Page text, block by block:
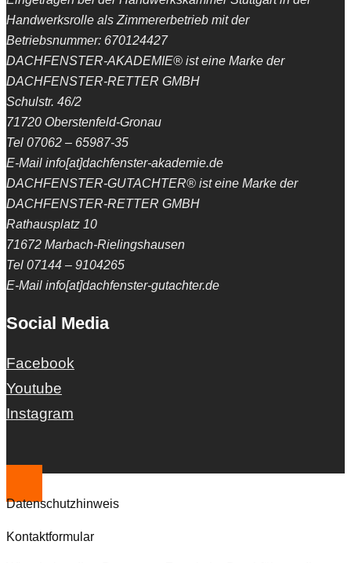
Handwerksrolle als Zimmererbetrieb mit der
Betriebsnummer: 670124427
DACHFENSTER-AKADEMIE® ist eine Marke der
DACHFENSTER-RETTER GMBH
Schulstr. 46/2
71720 Oberstenfeld-Gronau
Tel 07062 – 65987-35
E-Mail info[at]dachfenster-akademie.de
DACHFENSTER-GUTACHTER® ist eine Marke der
DACHFENSTER-RETTER GMBH
Rathausplatz 10
71672 Marbach-Rielingshausen
Tel 07144 – 9104265
E-Mail info[at]dachfenster-gutachter.de
Social Media
Facebook
Youtube
Instagram
Datenschutzhinweis
Kontaktformular